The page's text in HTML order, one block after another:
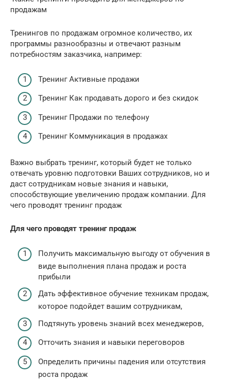
продажам
Тренингов по продажам огромное количество, их
программы разнообразны и отвечают разным
потребностям заказчика, например:
Тренинг Активные продажи
Тренинг Как продавать дорого и без скидок
Тренинг Продажи по телефону
Тренинг Коммуникация в продажах
Важно выбрать тренинг, который будет не только
отвечать уровню подготовки Ваших сотрудников, но и
даст сотрудникам новые знания и навыки,
способствующие увеличению продаж компании. Для
чего проводят тренинг продаж
Для чего проводят тренинг продаж
Получить максимальную выгоду от обучения в
виде выполнения плана продаж и роста
прибыли
Дать эффективное обучение техникам продаж,
которое подойдет вашим сотрудникам,
Подтянуть уровень знаний всех менеджеров,
Отточить знания и навыки переговоров
Определить причины падения или отсутствия
роста продаж